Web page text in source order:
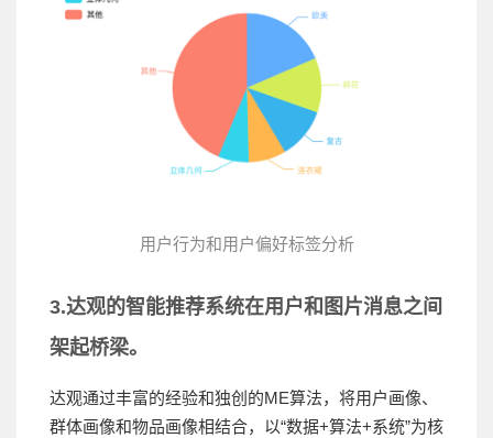
用户行为和用户偏好标签分析
3.达观的智能推荐系统在用户和图片消息之间
架起桥梁。
达观通过丰富的经验和独创的ME算法，将用户画像、
群体画像和物品画像相结合，以“数据+算法+系统”为核